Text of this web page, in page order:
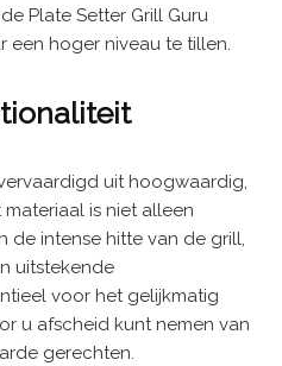
Plate Setter Grill Guru
een hoger niveau te tillen.
uit hoogwaardig,
is niet alleen
de intense hitte van de grill,
uitstekende
voor het gelijkmatig
u afscheid kunt nemen van
gerechten.